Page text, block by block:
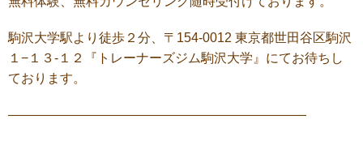
駒沢大学駅より徒歩２分、〒154-0012 東京都世田谷区駒沢
１−１３-１２『トレーナーズジム駒沢大学』にてお待ちし
ております。
———————————————————————